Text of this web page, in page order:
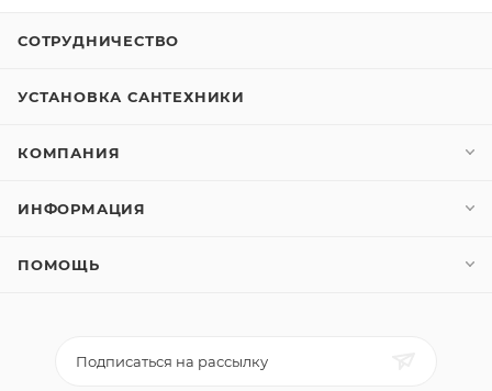
СОТРУДНИЧЕСТВО
УСТАНОВКА САНТЕХНИКИ
КОМПАНИЯ
ИНФОРМАЦИЯ
ПОМОЩЬ
Подписаться на рассылку